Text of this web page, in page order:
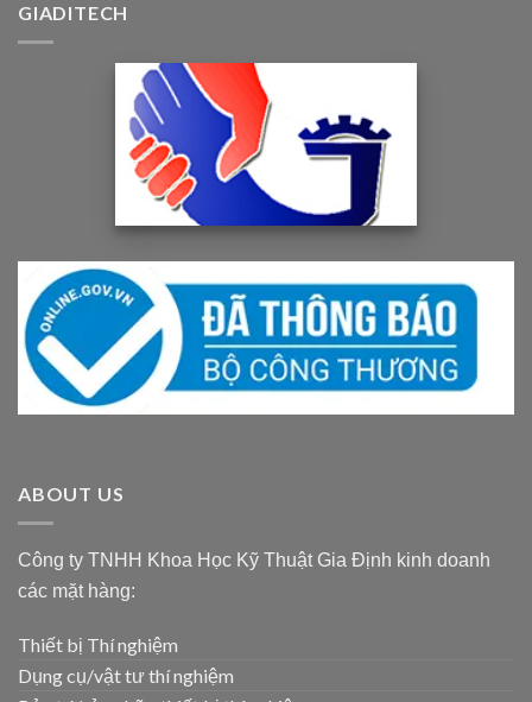
GIADITECH
ABOUT US
Công ty TNHH Khoa Học Kỹ Thuật Gia Định kinh doanh
các mặt hàng:
Thiết bị Thí nghiệm
Dụng cụ/vật tư thí nghiệm